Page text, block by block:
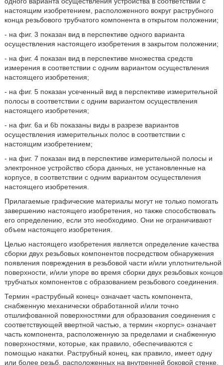
настоящим изобретением, расположенного вокруг раструбного
конца резьбового трубчатого компонента в открытом положении;
- на фиг. 3 показан вид в перспективе одного варианта
осуществления настоящего изобретения в закрытом положении;
- на фиг. 4 показан вид в перспективе множества средств
измерения в соответствии с одним вариантом осуществления
настоящего изобретения;
- на фиг. 5 показан усеченный вид в перспективе измерительной
полосы в соответствии с одним вариантом осуществления
настоящего изобретения;
- на фиг. 6а и 6b показаны виды в разрезе вариантов
осуществления измерительных полос в соответствии с
настоящим изобретением;
- на фиг. 7 показан вид в перспективе измерительной полосы и
электронное устройство сбора данных, не установленные на
корпусе, в соответствии с одним вариантом осуществления
настоящего изобретения.
Прилагаемые графические материалы могут не только помогать
завершению настоящего изобретения, но также способствовать
его определению, если это необходимо. Они не ограничивают
объем настоящего изобретения.
Целью настоящего изобретения является определение качества
сборки двух резьбовых компонентов посредством обнаружения
появления повреждения в резьбовой части и/или уплотнительной
поверхности, и/или упоре во время сборки двух резьбовых концов
трубчатых компонентов с образованием резьбового соединения.
Термин «раструбный конец» означает часть компонента,
снабженную механически обработанной и/или точно
отшлифованной поверхностями для образования соединения с
соответствующей ввертной частью, а термин «корпус» означает
часть компонента, расположенную за пределами и снабженную
поверхностями, которые, как правило, обеспечиваются с
помощью накатки. Раструбный конец, как правило, имеет одну
или более резьб, расположенных на внутренней боковой стенке,